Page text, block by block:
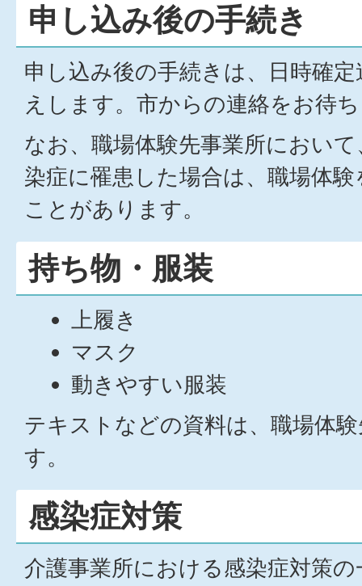
申し込み後の手続き
申し込み後の手続きは、日時確
えします。市からの連絡をお待
なお、職場体験先事業所におい
染症に罹患した場合は、職場体
ことがあります。
持ち物・服装
上履き
マスク
動きやすい服装
テキストなどの資料は、職場体
す。
感染症対策
介護事業所における感染症対策